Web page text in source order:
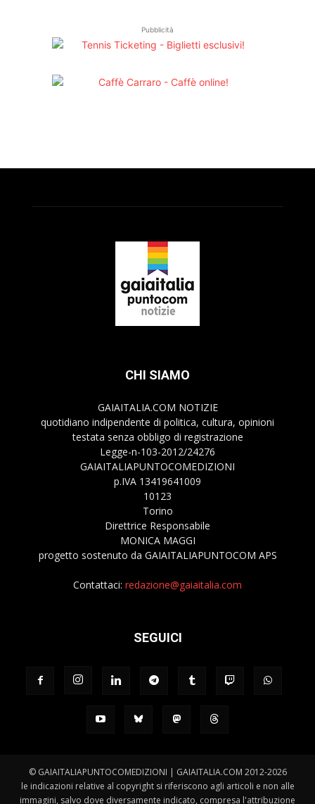
Pubblicità
CHI SIAMO
GAIAITALIA.COM NOTIZIE
quotidiano indipendente di politica, cultura, opinioni
testata senza obbligo di registrazione
Legge-n-103-2012/24276
GAIAITALIAPUNTOCOMEDIZIONI
p.IVA 13419641009
10123
Torino
Direttrice Responsabile
MONICA MAGGI
progetto sostenuto da GAIAITALIAPUNTOCOM APS
Contattaci: redazione@gaiaitalia.com
SEGUICI
© GAIAITALIAPUNTOCOMEDIZIONI | GAIAITALIA.COM 2012-2026
le indicazioni relative al copyright si riferiscono agli articoli e non alle
immagini, salvo dove diversamente indicato, compresa l'attribuzione